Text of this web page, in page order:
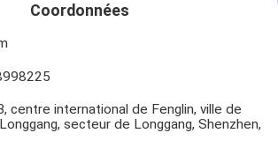
rechargeables
au lithium ionique
de lae de poche
Coordonnées
centre international de Fenglin, ville de
secteur de Longgang, Shenzhen,